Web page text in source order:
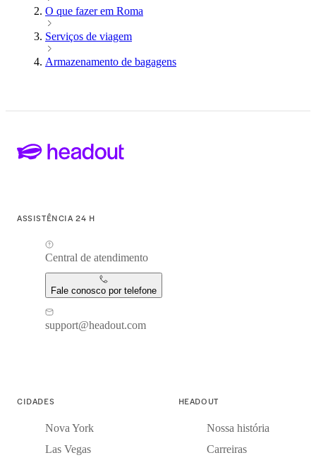
O que fazer em Roma
Serviços de viagem
Armazenamento de bagagens
ASSISTÊNCIA 24 H
Central de atendimento
Fale conosco por telefone
support@headout.com
CIDADES
Nova York
Las Vegas
HEADOUT
Nossa história
Carreiras